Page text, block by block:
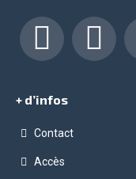
Facebook LinkedIn
+ d’infos
Contact
Accès